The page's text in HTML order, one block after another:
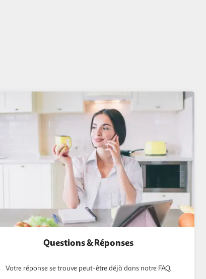
Questions & Réponses
Votre réponse se trouve peut-être déjà dans notre FAQ.